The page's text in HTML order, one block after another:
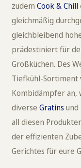
zudem Cook & Chill
gleichmäßig
gleichbleibend
prädestiniert für
Großküchen. Des
Tiefkühl-Sortiment
Kombidämpfer an,
diverse Gratins und
all diesen
der effizienten
Gerichtes für eure